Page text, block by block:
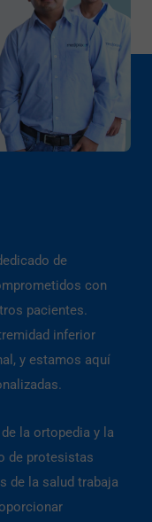
de
con
pacientes.
inferior
y estamos aquí
la ortopedia y la
de protesistas
de la salud trabaja